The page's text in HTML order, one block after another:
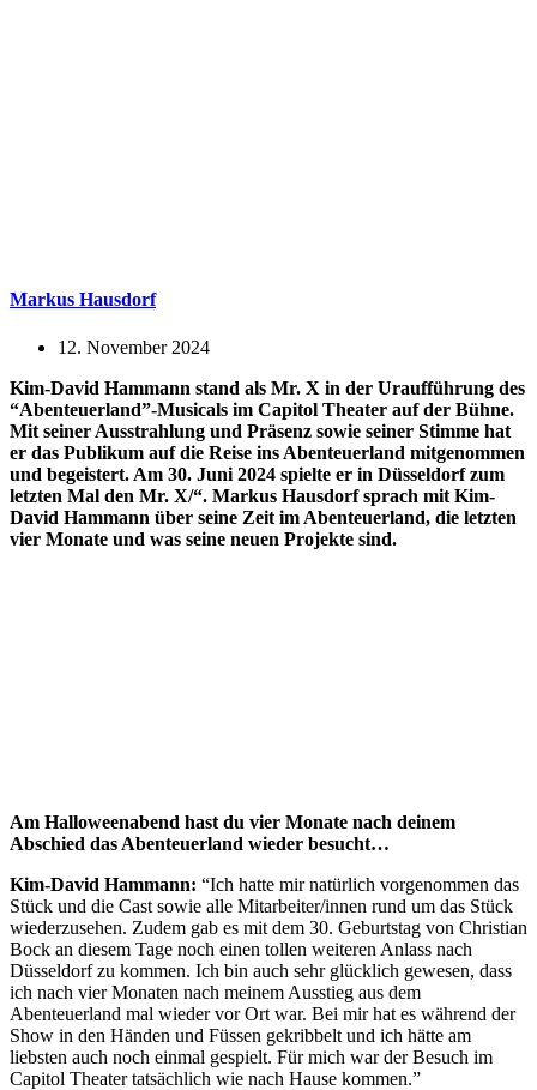
Markus Hausdorf
12. November 2024
Kim-David Hammann stand als Mr. X in der Uraufführung des
“Abenteuerland”-Musicals im Capitol Theater auf der Bühne.
Mit seiner Ausstrahlung und Präsenz sowie seiner Stimme hat
er das Publikum auf die Reise ins Abenteuerland mitgenommen
und begeistert. Am 30. Juni 2024 spielte er in Düsseldorf zum
letzten Mal den Mr. X/“. Markus Hausdorf sprach mit Kim-
David Hammann über seine Zeit im Abenteuerland, die letzten
vier Monate und was seine neuen Projekte sind.
Am Halloweenabend hast du vier Monate nach deinem
Abschied das Abenteuerland wieder besucht…
Kim-David Hammann: “Ich hatte mir natürlich vorgenommen das
Stück und die Cast sowie alle Mitarbeiter/innen rund um das Stück
wiederzusehen. Zudem gab es mit dem 30. Geburtstag von Christian
Bock an diesem Tage noch einen tollen weiteren Anlass nach
Düsseldorf zu kommen. Ich bin auch sehr glücklich gewesen, dass
ich nach vier Monaten nach meinem Ausstieg aus dem
Abenteuerland mal wieder vor Ort war. Bei mir hat es während der
Show in den Händen und Füssen gekribbelt und ich hätte am
liebsten auch noch einmal gespielt. Für mich war der Besuch im
Capitol Theater tatsächlich wie nach Hause kommen.”